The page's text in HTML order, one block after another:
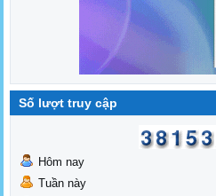
Số lượt truy cập
Hôm nay
Tuần này